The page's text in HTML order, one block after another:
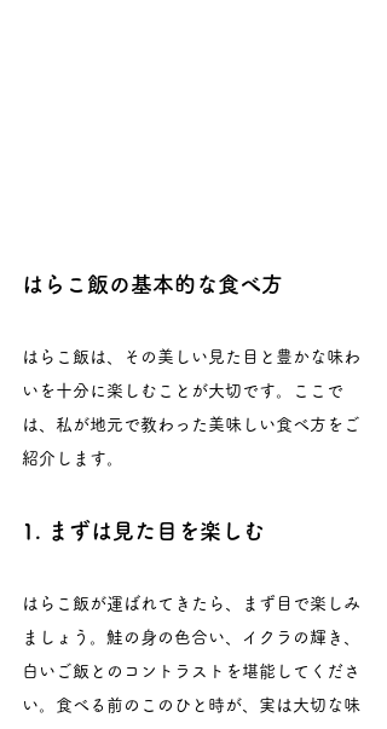
はらこ飯の基本的な食べ方
はらこ飯は、その美しい見た目と豊かな味わ
いを十分に楽しむことが大切です。ここで
は、私が地元で教わった美味しい食べ方をご
紹介します。
1. まずは見た目を楽しむ
はらこ飯が運ばれてきたら、まず目で楽しみ
ましょう。鮭の身の色合い、イクラの輝き、
白いご飯とのコントラストを堪能してくださ
い。食べる前のこのひと時が、実は大切な味